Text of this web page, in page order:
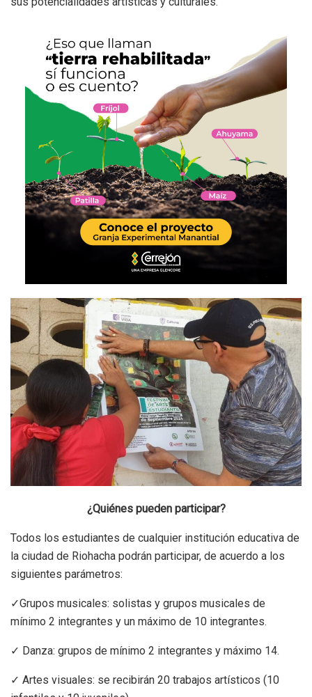
¿Quiénes pueden participar?
Todos los estudiantes de cualquier institución educativa de
la ciudad de Riohacha podrán participar, de acuerdo a los
siguientes parámetros:
✓Grupos musicales: solistas y grupos musicales de
mínimo 2 integrantes y un máximo de 10 integrantes.
✓ Danza: grupos de mínimo 2 integrantes y máximo 14.
✓ Artes visuales: se recibirán 20 trabajos artísticos (10